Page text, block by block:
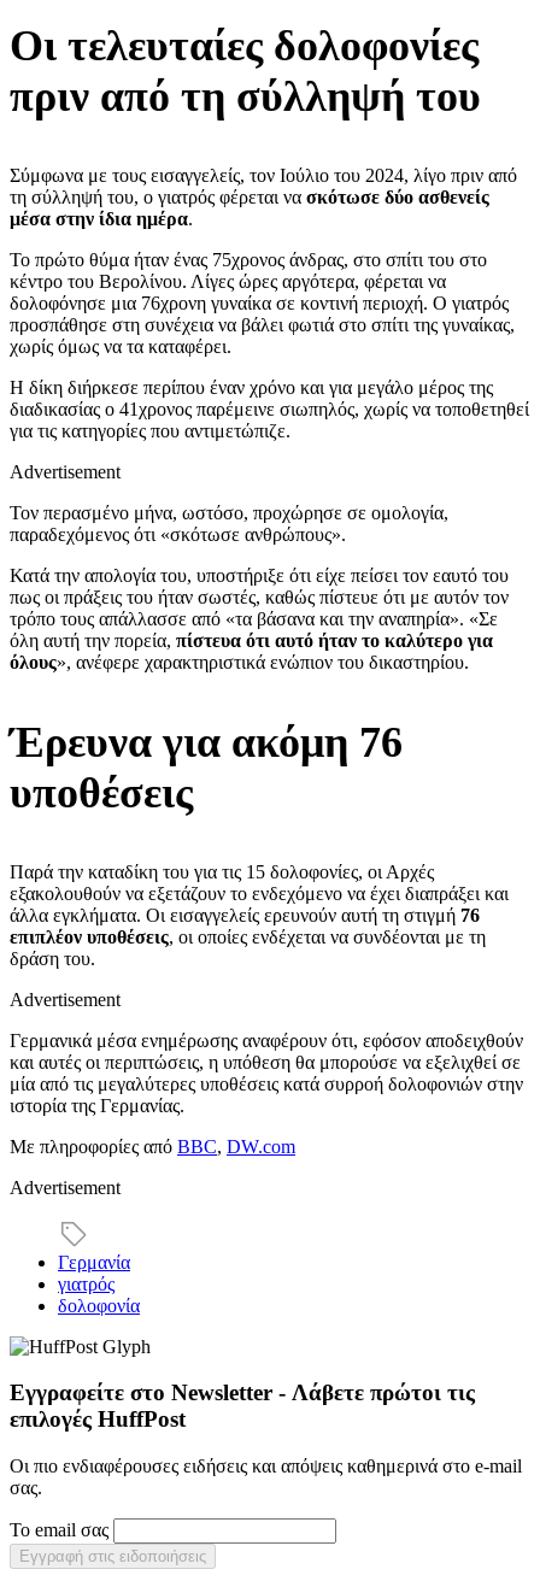
Οι τελευταίες δολοφονίες
πριν από τη σύλληψή του
Σύμφωνα με τους εισαγγελείς, τον Ιούλιο του 2024, λίγο πριν από
τη σύλληψή του, ο γιατρός φέρεται να σκότωσε δύο ασθενείς
μέσα στην ίδια ημέρα.
Το πρώτο θύμα ήταν ένας 75χρονος άνδρας, στο σπίτι του στο
κέντρο του Βερολίνου. Λίγες ώρες αργότερα, φέρεται να
δολοφόνησε μια 76χρονη γυναίκα σε κοντινή περιοχή. Ο γιατρός
προσπάθησε στη συνέχεια να βάλει φωτιά στο σπίτι της γυναίκας,
χωρίς όμως να τα καταφέρει.
Η δίκη διήρκεσε περίπου έναν χρόνο και για μεγάλο μέρος της
διαδικασίας ο 41χρονος παρέμεινε σιωπηλός, χωρίς να τοποθετηθεί
για τις κατηγορίες που αντιμετώπιζε.
Advertisement
Τον περασμένο μήνα, ωστόσο, προχώρησε σε ομολογία,
παραδεχόμενος ότι «σκότωσε ανθρώπους».
Κατά την απολογία του, υποστήριξε ότι είχε πείσει τον εαυτό του
πως οι πράξεις του ήταν σωστές, καθώς πίστευε ότι με αυτόν τον
τρόπο τους απάλλασσε από «τα βάσανα και την αναπηρία». «Σε
όλη αυτή την πορεία, πίστευα ότι αυτό ήταν το καλύτερο για
όλους», ανέφερε χαρακτηριστικά ενώπιον του δικαστηρίου.
Έρευνα για ακόμη 76
υποθέσεις
Παρά την καταδίκη του για τις 15 δολοφονίες, οι Αρχές
εξακολουθούν να εξετάζουν το ενδεχόμενο να έχει διαπράξει και
άλλα εγκλήματα. Οι εισαγγελείς ερευνούν αυτή τη στιγμή 76
επιπλέον υποθέσεις, οι οποίες ενδέχεται να συνδέονται με τη
δράση του.
Advertisement
Γερμανικά μέσα ενημέρωσης αναφέρουν ότι, εφόσον αποδειχθούν
και αυτές οι περιπτώσεις, η υπόθεση θα μπορούσε να εξελιχθεί σε
μία από τις μεγαλύτερες υποθέσεις κατά συρροή δολοφονιών στην
ιστορία της Γερμανίας.
Με πληροφορίες από BBC, DW.com
Advertisement
Γερμανία
γιατρός
δολοφονία
Εγγραφείτε στο Newsletter - Λάβετε πρώτοι τις
επιλογές HuffPost
Οι πιο ενδιαφέρουσες ειδήσεις και απόψεις καθημερινά στο e-mail
σας.
Το email σας
Εγγραφή στις ειδοποιήσεις